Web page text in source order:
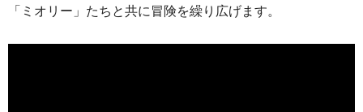
「ミオリー」たちと共に冒険を繰り広げます。